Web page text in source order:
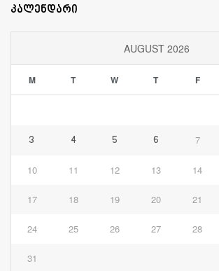
კალენდარი
AUGUST 2026
M T W T F
3 4 5 6 7
10 11 12 13 14
17 18 19 20 21
24 25 26 27 28
31